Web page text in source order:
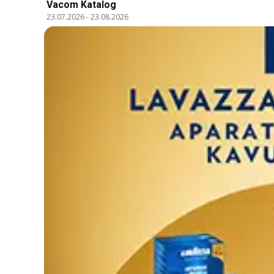
Vacom Katalog
23.07.2026-23.08.2026